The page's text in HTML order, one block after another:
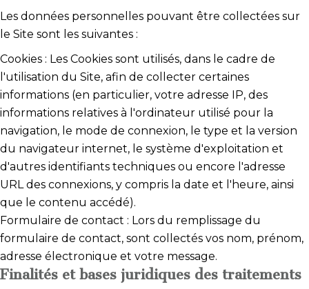
Les données personnelles pouvant être collectées sur
le Site sont les suivantes :
Cookies : Les Cookies sont utilisés, dans le cadre de
l'utilisation du Site, afin de collecter certaines
informations (en particulier, votre adresse IP, des
informations relatives à l'ordinateur utilisé pour la
navigation, le mode de connexion, le type et la version
du navigateur internet, le système d'exploitation et
d'autres identifiants techniques ou encore l'adresse
URL des connexions, y compris la date et l'heure, ainsi
que le contenu accédé).
Formulaire de contact : Lors du remplissage du
formulaire de contact, sont collectés vos nom, prénom,
adresse électronique et votre message.
Finalités et bases juridiques des traitements